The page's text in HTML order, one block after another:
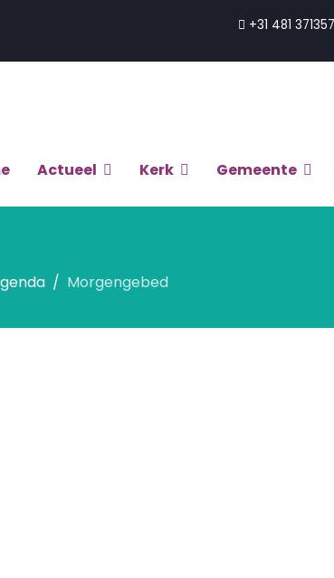
+31 481 371357
Actueel Kerk Gemeente
Morgengebed